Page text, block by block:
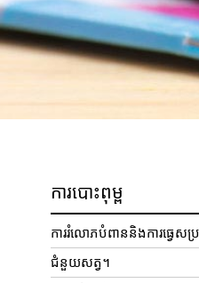
ការបោះពុម្ព
ការរំលោភបំពាននិងការធ្វេស
ជំនួយសត្វ។